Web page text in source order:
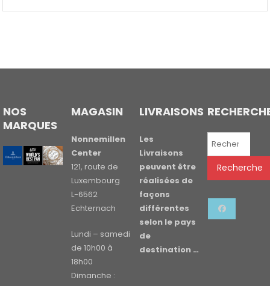
NOS
MARQUES
MAGASIN
Nonnemillen
Center
121, route de
Luxembourg
L-6562
Echternach
Lundi – samedi
de 10h00 à
18h00
Dimanche :
LIVRAISONS
Les
Livraisons
peuvent être
réalisées de
façons
différentes
selon le pays
de
destination …
Recherche
Recherche